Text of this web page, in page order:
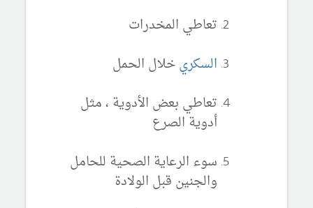
تعاطي المخدرات
السكريخلال الحمل
تعاطي بعض الأدوية ، مثل
أدوية الصرع
سوء الرعاية الصحية للحامل
والجنين قبل الولادة